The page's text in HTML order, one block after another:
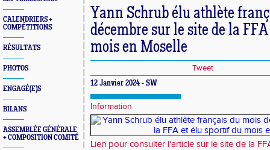
CALENDRIERS +
COMPÉTITIONS
RÉSULTATS
PHOTOS
ENGAGÉ(E)S
BILANS
ASSEMBLÉE GÉNÉRALE
+ COMPOSITION COMITÉ
Yann Schrub élu athlète
décembre sur le site de la
mois en Moselle
Tweet
12 Janvier 2024 - SW
Information
Lien pour consulter l'article sur le site de la